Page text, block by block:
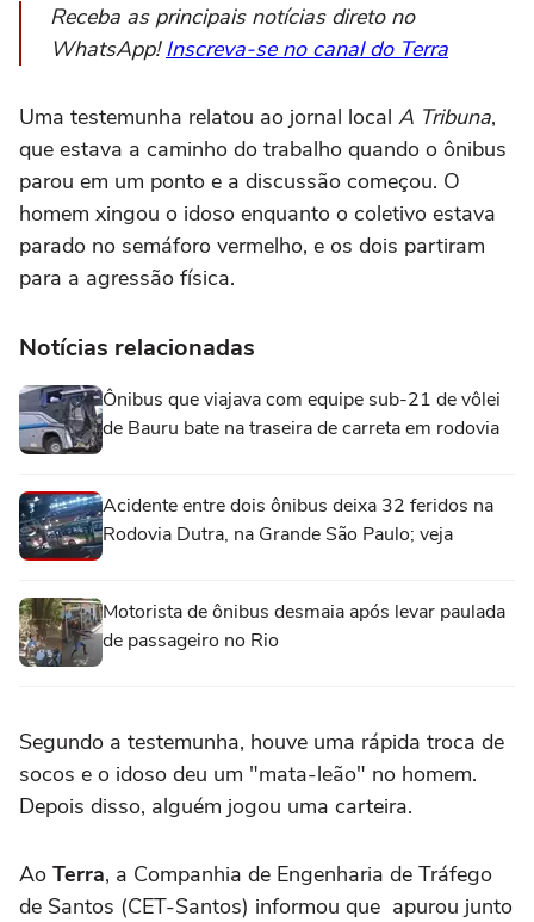
Receba as principais notícias direto no
WhatsApp!Inscreva-se no canal do Terra
Uma testemunha relatou ao jornal local A Tribuna,
que estava a caminho do trabalho quando o ônibus
parou em um ponto e a discussão começou. O
homem xingou o idoso enquanto o coletivo estava
parado no semáforo vermelho, e os dois partiram
para a agressão física.
Notícias relacionadas
Ônibus que viajava com equipe sub-21 de vôlei
de Bauru bate na traseira de carreta em rodovia
Acidente entre dois ônibus deixa 32 feridos na
Rodovia Dutra, na Grande São Paulo; veja
Motorista de ônibus desmaia após levar paulada
de passageiro no Rio
Segundo a testemunha, houve uma rápida troca de
socos e o idoso deu um "mata-leão" no homem.
Depois disso, alguém jogou uma carteira.
Ao Terra, a Companhia de Engenharia de Tráfego
de Santos (CET-Santos) informou que apurou junto